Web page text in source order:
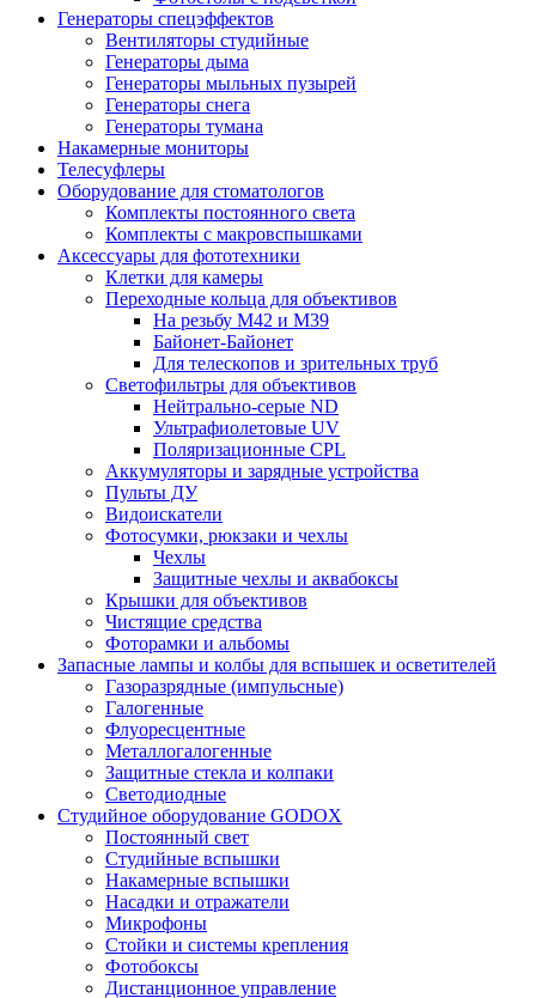
Генераторы спецэффектов
Вентиляторы студийные
Генераторы дыма
Генераторы мыльных пузырей
Генераторы снега
Генераторы тумана
Накамерные мониторы
Телесуфлеры
Оборудование для стоматологов
Комплекты постоянного света
Комплекты с макровспышками
Аксессуары для фототехники
Клетки для камеры
Переходные кольца для объективов
На резьбу М42 и М39
Байонет-Байонет
Для телескопов и зрительных труб
Светофильтры для объективов
Нейтрально-серые ND
Ультрафиолетовые UV
Поляризационные CPL
Аккумуляторы и зарядные устройства
Пульты ДУ
Видоискатели
Фотосумки, рюкзаки и чехлы
Чехлы
Защитные чехлы и аквабоксы
Крышки для объективов
Чистящие средства
Фоторамки и альбомы
Запасные лампы и колбы для вспышек и осветителей
Газоразрядные (импульсные)
Галогенные
Флуоресцентные
Металлогалогенные
Защитные стекла и колпаки
Светодиодные
Студийное оборудование GODOX
Постоянный свет
Студийные вспышки
Накамерные вспышки
Насадки и отражатели
Микрофоны
Стойки и системы крепления
Фотобоксы
Дистанционное управление